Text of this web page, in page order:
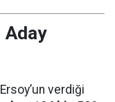
Aday
verdiği